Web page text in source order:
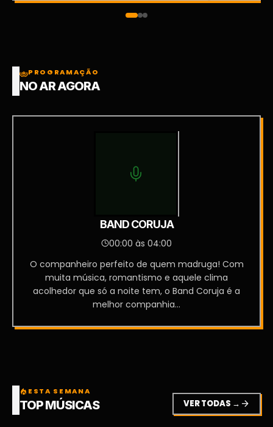
PROGRAMAÇÃO
NO AR AGORA
BAND CORUJA
00:00 às 04:00
O companheiro perfeito de quem madruga! Com
muita música, romantismo e aquele clima
acolhedor que só a noite tem, o Band Coruja é a
melhor companhia...
local_fire_department ESTA SEMANA
TOP MÚSICAS VER TODAS → arrow_forward